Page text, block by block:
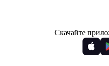
Скачайте